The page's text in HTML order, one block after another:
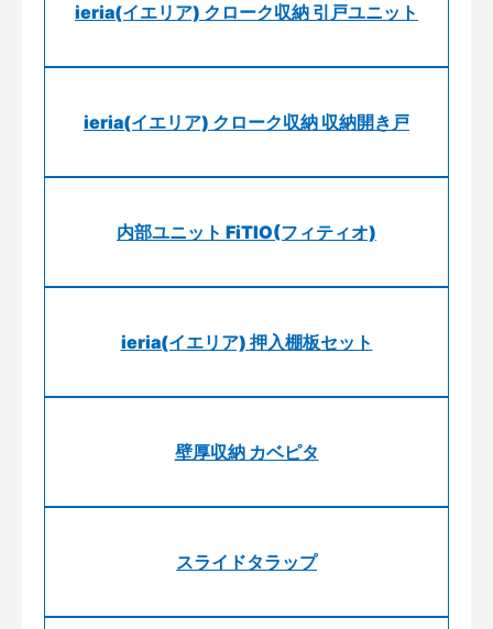
ieria(イエリア) クローク収納 引戸ユニット
ieria(イエリア) クローク収納 収納開き戸
内部ユニット FiTIO(フィティオ)
ieria(イエリア) 押入棚板セット
壁厚収納 カベピタ
スライドタラップ